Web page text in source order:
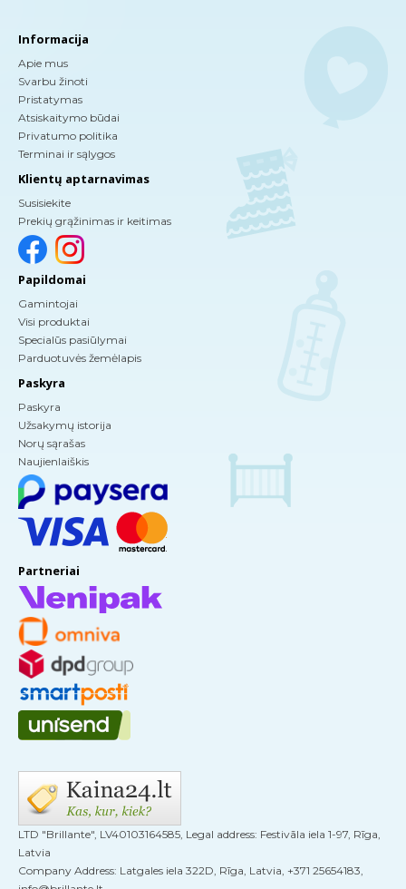
Informacija
Apie mus
Svarbu žinoti
Pristatymas
Atsiskaitymo būdai
Privatumo politika
Terminai ir sąlygos
Klientų aptarnavimas
Susisiekite
Prekių grąžinimas ir keitimas
Papildomai
Gamintojai
Visi produktai
Specialūs pasiūlymai
Parduotuvės žemėlapis
Paskyra
Paskyra
Užsakymų istorija
Norų sąrašas
Naujienlaiškis
Partneriai
LTD "Brillante", LV40103164585, Legal address: Festivāla iela 1-97, Rīga,
Latvia
Company Address: Latgales iela 322D, Rīga, Latvia, +371 25654183,